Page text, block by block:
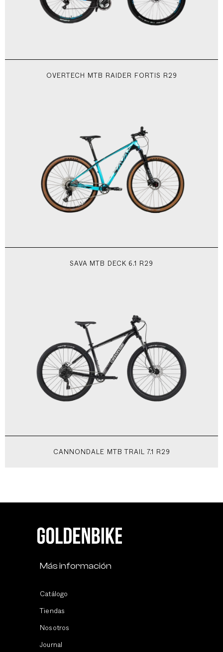
OVERTECH MTB RAIDER FORTIS R29
SAVA MTB DECK 6.1 R29
CANNONDALE MTB TRAIL 7.1 R29
Más información
Catálogo
Tiendas
Nosotros
Journal